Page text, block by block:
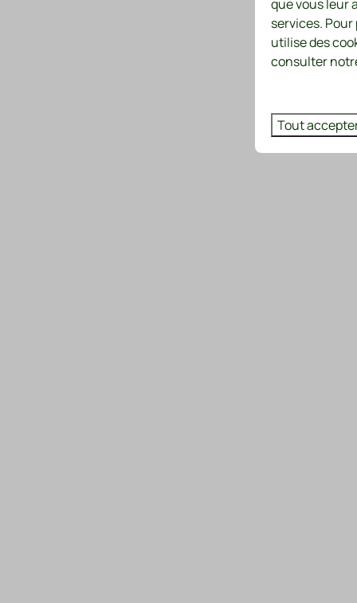
que vous leur
services.
utilise des
consulter
Tout